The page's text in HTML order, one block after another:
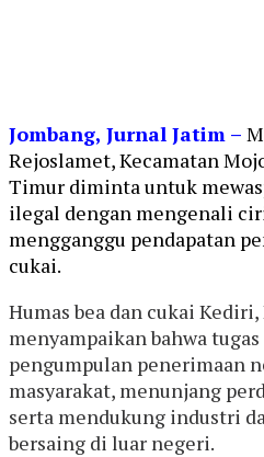
Jombang, Jurnal Jatim –
Rejoslamet, Kecamatan
Timur diminta untuk
ilegal dengan mengenali
mengganggu pendapatan
cukai.
Humas bea dan cukai
menyampaikan bahwa
pengumpulan penerimaan
masyarakat, menunjang
serta mendukung industri
bersaing di luar negeri.